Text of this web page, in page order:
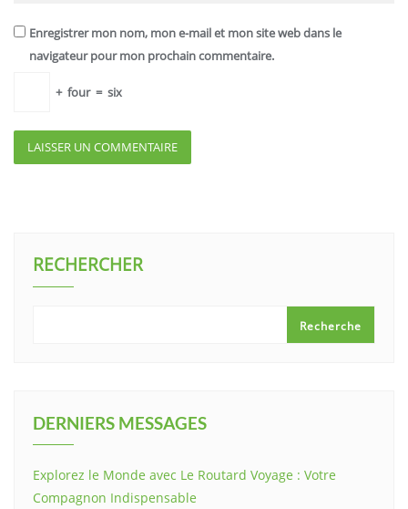
Enregistrer mon nom, mon e-mail et mon site web dans le
navigateur pour mon prochain commentaire.
+ four = six
RECHERCHER
Recherche
DERNIERS MESSAGES
Explorez le Monde avec Le Routard Voyage : Votre
Compagnon Indispensable